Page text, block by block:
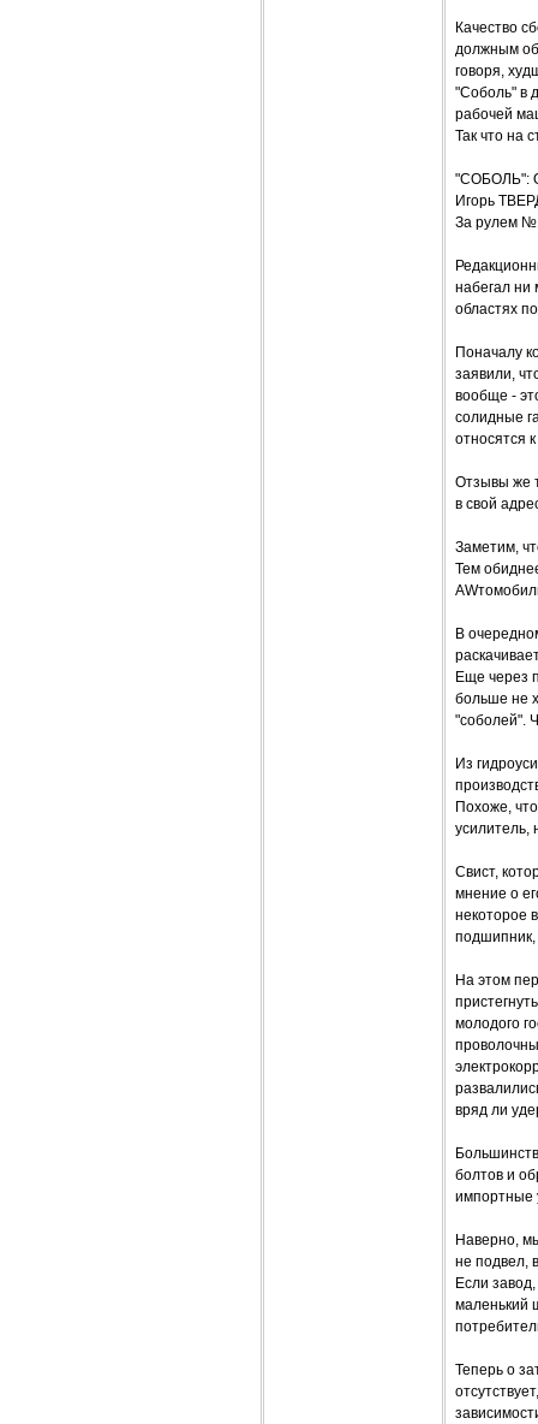
Качество
должным
говоря,
"Соболь" в
рабочей
Так что на
"СОБОЛЬ":
Игорь
За рулем
набегал ни
областях
Поначалу
заявили,
вообще -
солидные
относятся
Отзывы же
в свой
Заметим,
Тем
В
Еще через
больше не
"соболей".
Из
Похоже,
усилитель,
Свист,
мнение о
некоторое
подшипник,
На этом
молодого
вряд ли
болтов и
импортные
Наверно,
не подвел,
Если
маленький
Теперь о